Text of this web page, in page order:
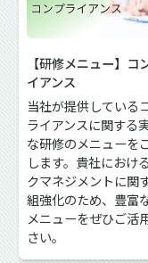
【研修メニュー】コ
イアンス
当社が提供している
ライアンスに関する
な研修のメニューを
します。貴社におけ
クマネジメントに関
組強化のため、豊富
メニューをぜひご活
さい。